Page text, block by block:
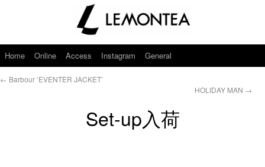
Home Online Access Instagram General
← Barbour ‘EVENTER JACKET’
HOLIDAY MAN →
Set-up入荷